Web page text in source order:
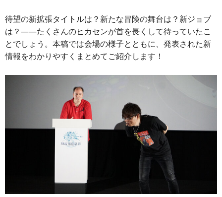
待望の新拡張タイトルは？新たな冒険の舞台は？新ジョブ
は？――たくさんのヒカセンが首を長くして待っていたこ
とでしょう。本稿では会場の様子とともに、発表された新
情報をわかりやすくまとめてご紹介します！